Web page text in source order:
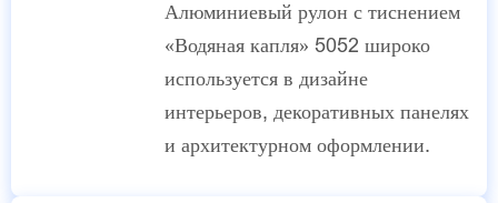
Алюминиевый рулон с тиснением
«Водяная капля» 5052 широко
используется в дизайне
интерьеров, декоративных панелях
и архитектурном оформлении.